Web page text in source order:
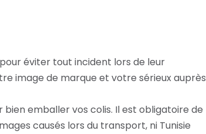
éviter tout incident lors de leur
image de marque et votre sérieux auprès
bien emballer vos colis. Il est obligatoire de
causés lors du transport, ni Tunisie